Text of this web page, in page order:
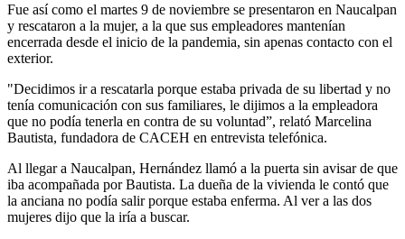
Fue así como el martes 9 de noviembre se presentaron en Naucalpan
y rescataron a la mujer, a la que sus empleadores mantenían
encerrada desde el inicio de la pandemia, sin apenas contacto con el
exterior.
"Decidimos ir a rescatarla porque estaba privada de su libertad y no
tenía comunicación con sus familiares, le dijimos a la empleadora
que no podía tenerla en contra de su voluntad”, relató Marcelina
Bautista, fundadora de CACEH en entrevista telefónica.
Al llegar a Naucalpan, Hernández llamó a la puerta sin avisar de que
iba acompañada por Bautista. La dueña de la vivienda le contó que
la anciana no podía salir porque estaba enferma. Al ver a las dos
mujeres dijo que la iría a buscar.